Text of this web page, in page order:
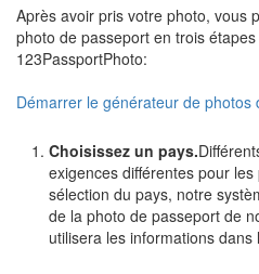
Après avoir pris votre photo, vous
photo de passeport en trois
123PassportPhoto:
Démarrer le générateur de photos
Choisissez un pays.
exigences différentes pour
sélection du pays, notre
de la photo de passeport de
utilisera les informations